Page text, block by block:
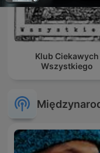
Klub Ciekawych
Wszystkiego